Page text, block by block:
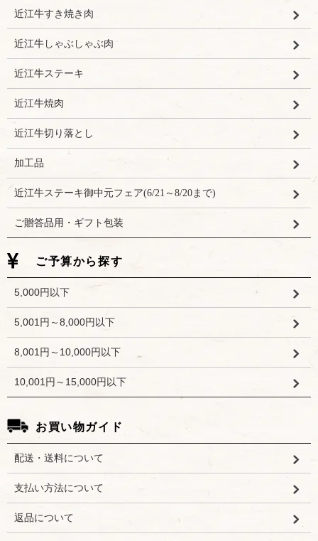
近江牛すき焼き肉
近江牛しゃぶしゃぶ肉
近江牛ステーキ
近江牛焼肉
近江牛切り落とし
加工品
近江牛ステーキ御中元フェア(6/21～8/20まで)
ご贈答品用・ギフト包装
ご予算から探す
5,000円以下
5,001円～8,000円以下
8,001円～10,000円以下
10,001円～15,000円以下
お買い物ガイド
配送・送料について
支払い方法について
返品について